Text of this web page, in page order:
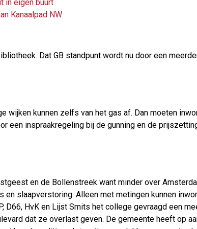
in eigen buurt
Kanaalpad NW
Dat GB standpunt wordt nu door een
wijken kunnen zelfs van het gas af. Dan moeten
een inspraakregeling bij de gunning en de
en de Bollenstreek want minder over
slaapverstoring. Alleen met metingen kunnen
D66, HvK en Lijst Smits het college gevraagd een
dat ze overlast geven. De gemeente heeft op